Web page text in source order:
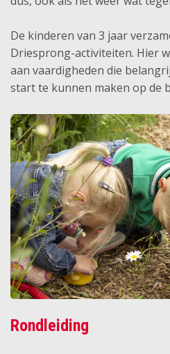
De kinderen van 3 jaar
Driesprong-activiteiten. Hier
aan vaardigheden die
start te kunnen maken op de
Rondleiding